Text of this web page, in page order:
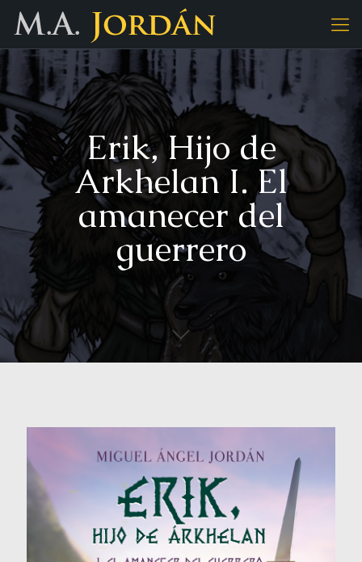
Erik, Hijo de
Arkhelan I. El
amanecer del
guerrero